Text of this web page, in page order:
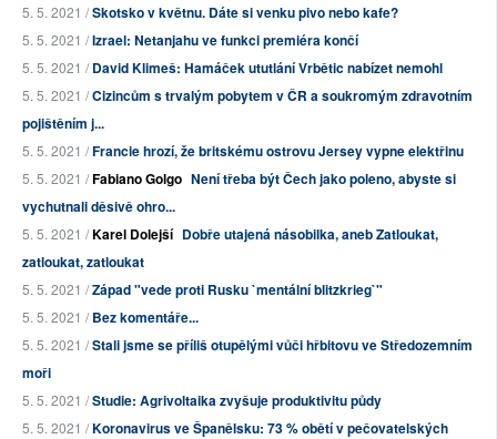
5. 5. 2021 /Skotsko v květnu. Dáte si venku pivo nebo kafe?
5. 5. 2021 /Izrael: Netanjahu ve funkci premiéra končí
5. 5. 2021 /David Klimeš: Hamáček ututlání Vrbětic nabízet nemohl
5. 5. 2021 /Cizincům s trvalým pobytem v ČR a soukromým zdravotním
pojištěním j...
5. 5. 2021 /Francie hrozí, že britskému ostrovu Jersey vypne elektřinu
5. 5. 2021 /Fabiano Golgo Není třeba být Čech jako poleno, abyste si
vychutnali děsivě ohro...
5. 5. 2021 /Karel Dolejší Dobře utajená násobilka, aneb Zatloukat,
zatloukat, zatloukat
5. 5. 2021 /Západ "vede proti Rusku `mentální blitzkrieg`"
5. 5. 2021 /Bez komentáře...
5. 5. 2021 /Stali jsme se příliš otupělými vůči hřbitovu ve Středozemním
moři
5. 5. 2021 /Studie: Agrivoltaika zvyšuje produktivitu půdy
5. 5. 2021 /Koronavirus ve Španělsku: 73 % obětí v pečovatelských